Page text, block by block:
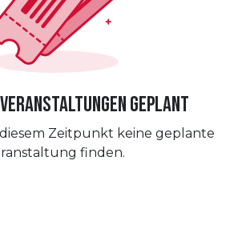
Veranstaltungen geplant
Zeitpunkt keine geplante
finden.